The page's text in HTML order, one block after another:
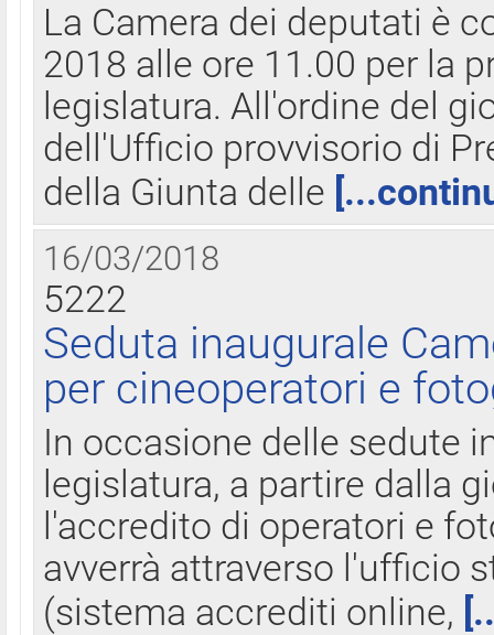
La Camera dei deputati è
2018 alle ore 11.00 per la
legislatura. All'ordine del
dell'Ufficio provvisorio di
della Giunta delle
16/03/2018
5222
Seduta inaugurale
per cineoperatori e
In occasione delle sedute
legislatura, a partire dalla
l'accredito di operatori e
avverrà attraverso l'ufficio
(sistema accrediti online,